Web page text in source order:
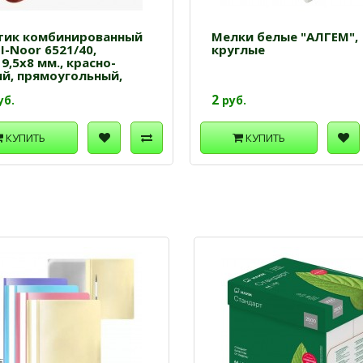
белые "АЛГЕМ",
руб.
КУПИТЬ
Авторучка LITE 51
шариковая 0,7 мм.
19
КУПИТЬ